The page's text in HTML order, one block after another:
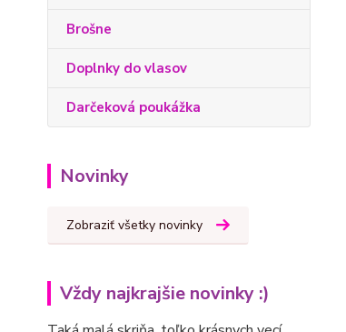
Brošne
Doplnky do vlasov
Darčeková poukážka
Novinky
Zobraziť všetky novinky
Vždy najkrajšie novinky :)